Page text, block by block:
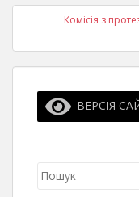
Комісія з
ВЕРСІЯ
Пошук